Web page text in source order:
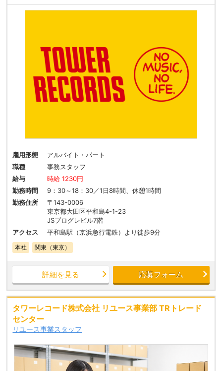
雇用形態
アルバイト・パート
職種
事務スタッフ
給与
時給 1230円
勤務時間
9：30～18：30／1日8時間、休憩1時間
勤務住所
〒143-0006
東京都大田区平和島4-1-23
JSプログレビル7階
アクセス
平和島駅（京浜急行電鉄）より徒歩9分
本社 関東（東京）
詳細を見る 応募フォーム
タワーレコード株式会社 リユース事業部 TRトレード
センター
リユース事業スタッフ